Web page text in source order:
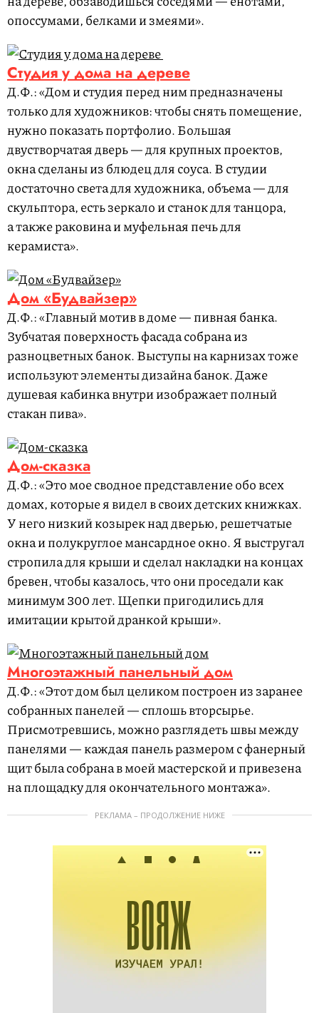
опоссумами, белками и змеями».
Студия у дома на дереве
Д.Ф.: «Дом и студия перед ним предназначены
только для художников: чтобы снять помещение,
нужно показать портфолио. Большая
двустворчатая дверь — для крупных проектов,
окна сделаны из блюдец для соуса. В студии
достаточно света для художника, объема — для
скульптора, есть зеркало и станок для танцора,
а также раковина и муфельная печь для
керамиста».
Дом «Будвайзер»
Д.Ф.: «Главный мотив в доме — пивная банка.
Зубчатая поверхность фасада собрана из
разноцветных банок. Выступы на карнизах тоже
используют элементы дизайна банок. Даже
душевая кабинка внутри изображает полный
стакан пива».
Дом-сказка
Д.Ф.: «Это мое сводное представление обо всех
домах, которые я видел в своих детских книжках.
У него низкий козырек над дверью, решетчатые
окна и полукруглое мансардное окно. Я выстругал
стропила для крыши и сделал накладки на концах
бревен, чтобы казалось, что они проседали как
минимум 300 лет. Щепки пригодились для
имитации крытой дранкой крыши».
Многоэтажный панельный дом
Д.Ф.: «Этот дом был целиком построен из заранее
собранных панелей — сплошь вторсырье.
Присмотревшись, можно разглядеть швы между
панелями — каждая панель размером с фанерный
щит была собрана в моей мастерской и привезена
на площадку для окончательного монтажа».
РЕКЛАМА – ПРОДОЛЖЕНИЕ НИЖЕ